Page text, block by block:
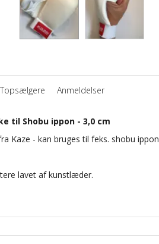
Topsælgere Anmeldelser
til Shobu ippon - 3,0 cm
Kaze - kan bruges til feks. shobu ippon
lavet af kunstlæder.